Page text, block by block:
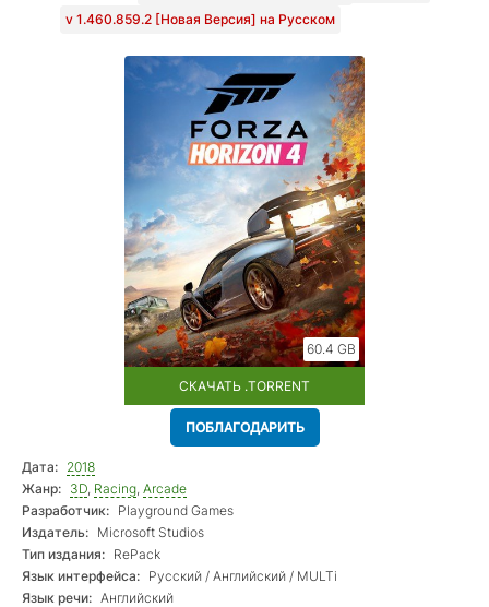
v 1.460.859.2 [Новая Версия] на Русском
60.4 GB
СКАЧАТЬ .TORRENT
ПОБЛАГОДАРИТЬ
Дата: 2018
Жанр: 3D, Racing, Arcade
Разработчик: Playground Games
Издатель: Microsoft Studios
Тип издания: RePack
Язык интерфейса: Русский / Английский / MULTi
Язык речи: Английский